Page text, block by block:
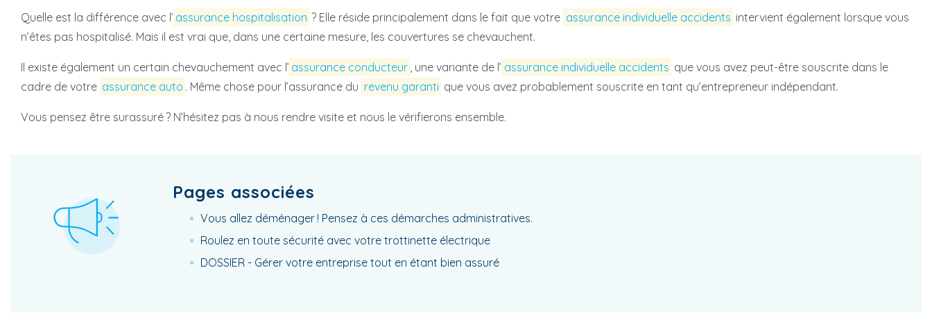
Quelle est la différence avec l’ assurance hospitalisation ? Elle réside principalement dans le fait que votre assurance individuelle accidents intervient également lorsque vous
n’êtes pas hospitalisé. Mais il est vrai que, dans une certaine mesure, les couvertures se chevauchent.
Il existe également un certain chevauchement avec l’ assurance conducteur , une variante de l’ assurance individuelle accidents que vous avez peut-être souscrite dans le
cadre de votre assurance auto . Même chose pour l’assurance du revenu garanti que vous avez probablement souscrite en tant qu’entrepreneur indépendant.
Vous pensez être surassuré ? N’hésitez pas à nous rendre visite et nous le vérifierons ensemble.
Pages associées
Vous allez déménager ! Pensez à ces démarches administratives.
Roulez en toute sécurité avec votre trottinette électrique
DOSSIER - Gérer votre entreprise tout en étant bien assuré